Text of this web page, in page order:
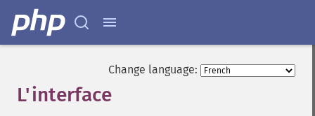
Change language:
L'interface